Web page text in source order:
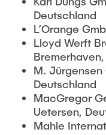
Deutschland
L’Orange
Lloyd Werft
M. Jürgensen
Deutschland
MacGregor
Uetersen,
Mahle